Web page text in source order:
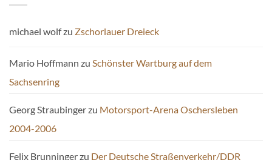
michael wolfzu Zschorlauer Dreieck
Mario Hoffmann zu Schönster Wartburg auf dem
Sachsenring
Georg Straubingerzu Motorsport-Arena Oschersleben
2004-2006
Felix Brunningerzu Der Deutsche Straßenverkehr/DDR